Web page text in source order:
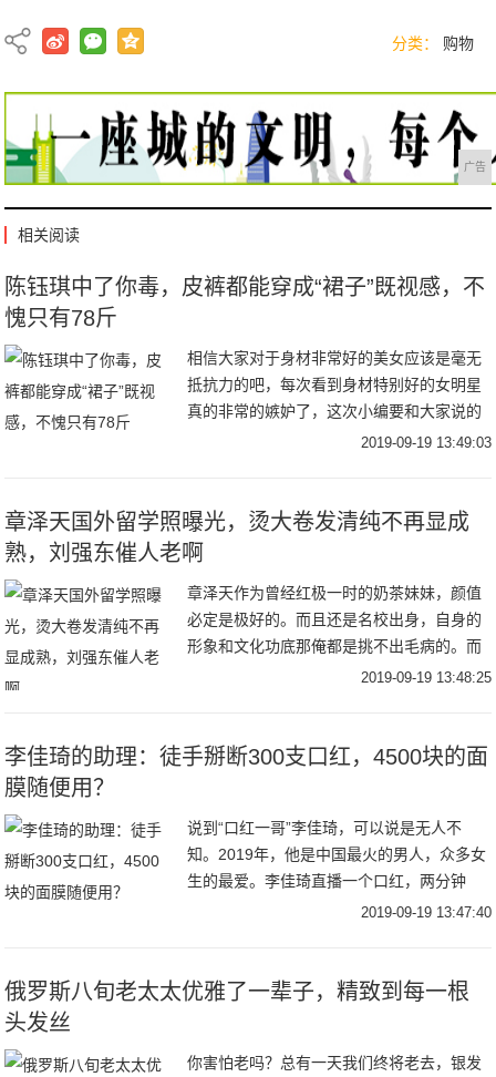
分类： 购物
广告
相关阅读
陈钰琪中了你毒，皮裤都能穿成“裙子”既视感，不
愧只有78斤
相信大家对于身材非常好的美女应该是毫无
抵抗力的吧，每次看到身材特别好的女明星
真的非常的嫉妒了，这次小编要和大家说的
就是唐嫣旗下最火的小花陈钰琪，她的身材
2019-09-19 13:49:03
章泽天国外留学照曝光，烫大卷发清纯不再显成
熟，刘强东催人老啊
章泽天作为曾经红极一时的奶茶妹妹，颜值
必定是极好的。而且还是名校出身，自身的
形象和文化功底那俺都是挑不出毛病的。而
且现在的章泽天已经褪去曾经的青涩，越来
2019-09-19 13:48:25
李佳琦的助理：徒手掰断300支口红，4500块的面
膜随便用？
说到“口红一哥”李佳琦，可以说是无人不
知。2019年，他是中国最火的男人，众多女
生的最爱。李佳琦直播一个口红，两分钟
内，口红就能在线上销售一空，线下也是几
2019-09-19 13:47:40
俄罗斯八旬老太太优雅了一辈子，精致到每一根
头发丝
你害怕老吗？总有一天我们终将老去，银发